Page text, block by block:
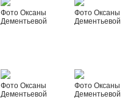
Фото Оксаны
Дементьевой
Фото Оксаны
Дементьевой
Фото Оксаны
Дементьевой
Фото Оксаны
Дементьевой